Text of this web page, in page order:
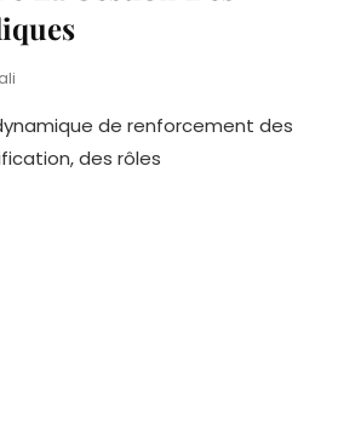
de renforcement des
des rôles